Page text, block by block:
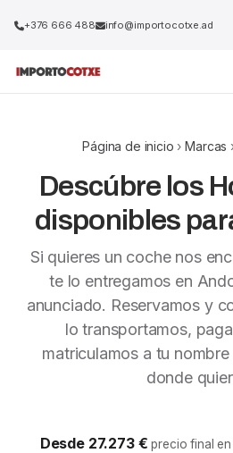
+376 666 488 info@importocotxe.ad
Página de inicio ›Marcas
Descúbre los
disponibles
Si quieres un coche nos
te lo entregamos en
anunciado. Reservamos y
lo transportamos,
matriculamos a tu
donde
Desde 27.273 €precio final